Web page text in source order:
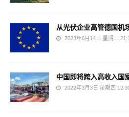
从光伏企业高管德国机
2023年6月14日 星期三
中国即将跨入高收入国
2022年3月3日 星期四